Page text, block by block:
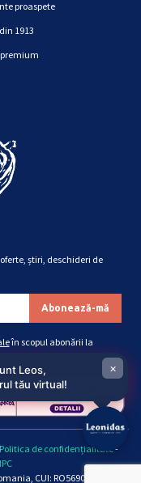
proaspete
1913
știri, deschideri de
în scopul abonării la
Politica de confidențialitate -
CUI: RO5690661, Reg.
Leos,
tău virtual!
×